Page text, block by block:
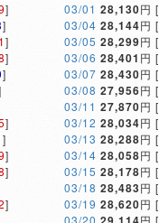
]
]
]
]
]
]
]
]
]
]
03/01 28,130円 [
03/04 28,144円 [
03/05 28,299円 [
03/06 28,401 円 [
03/07 28,430円 [
03/08 27,956円 [
03/11 27,870円 [
03/12 28,034円 [
03/13 28,288円 [
03/14 28,058円 [
03/15 28,178円 [
03/18 28,483円 [
03/19 28,620円 [
03/20
円 [